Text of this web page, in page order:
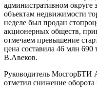
административном округе
объектам недвижимости
неделе был продан
акционерных обществ,
отмечаем превышение
цена составила 46 млн
В.Авеков.
Руководитель МосгорБТИ
отметил снижение